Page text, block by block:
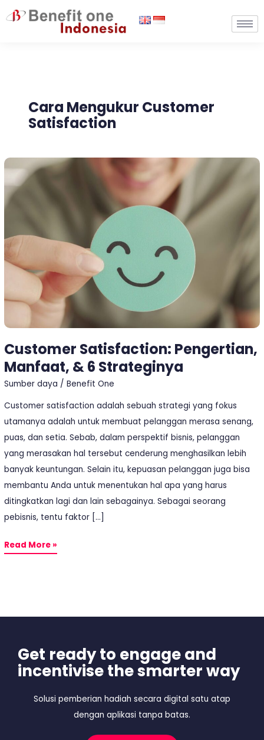
Lewati
ke
Cara Mengukur Customer
Satisfaction
Customer Satisfaction: Pengertian,
Manfaat, & 6 Strateginya
Sumber daya /Benefit One
Customer satisfaction adalah sebuah strategi yang fokus
utamanya adalah untuk membuat pelanggan merasa senang,
puas, dan setia. Sebab, dalam perspektif bisnis, pelanggan
yang merasakan hal tersebut cenderung menghasilkan lebih
banyak keuntungan. Selain itu, kepuasan pelanggan juga bisa
membantu Anda untuk menentukan hal apa yang harus
ditingkatkan lagi dan lain sebagainya. Sebagai seorang
pebisnis, tentu faktor […]
Customer
Satisfaction:
Pengertian,
6
Strateginya
Read More »
Get ready to engage and
incentivise the smarter way
Solusi pemberian hadiah secara digital satu atap
dengan aplikasi tanpa batas.